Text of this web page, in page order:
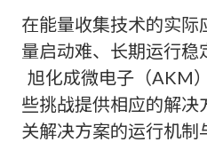
在能量收集技术的实
量启动难、长期运行稳
旭化成微电子（AKM
些挑战提供相应的解决
关解决方案的运行机制